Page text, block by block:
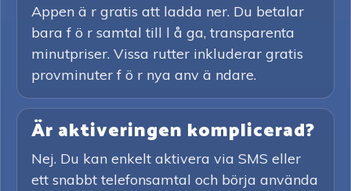
Appen ä r gratis att ladda ner. Du betalar
bara f ö r samtal till l å ga, transparenta
minutpriser. Vissa rutter inkluderar gratis
provminuter f ö r nya anv ä ndare.
Är aktiveringen komplicerad?
Nej. Du kan enkelt aktivera via SMS eller
ett snabbt telefonsamtal och börja använda